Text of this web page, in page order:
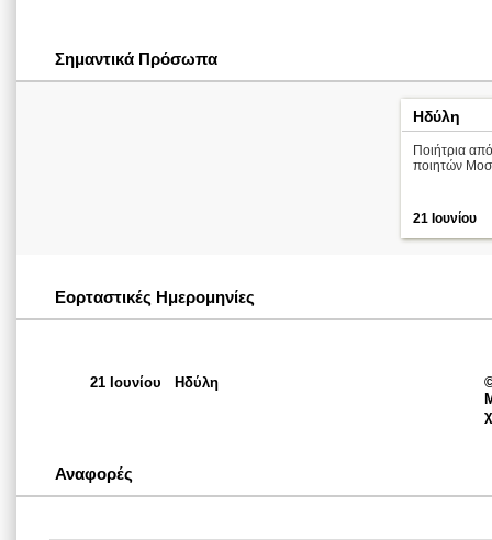
Σημαντικά Πρόσωπα
Ηδύλη
Ποιήτρια
ποιητών
21 Ιουνίου
Εορταστικές Ημερομηνίες
21 Ιουνίου Ηδύλη
Αναφορές